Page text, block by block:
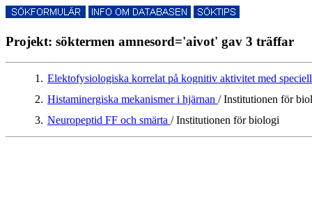
Projekt: söktermen amnesord='aivot' gav 3 träffar
1. Elektofysiologiska korrelat på kognitiv aktivitet med
2. Histaminergiska mekanismer i hjärnan / Institutionen för
3. Neuropeptid FF och smärta / Institutionen för biologi